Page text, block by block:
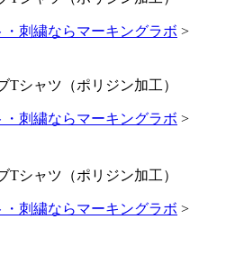
刺繍ならマーキングラボ >
Tシャツ（ポリジン加工）
刺繍ならマーキングラボ >
Tシャツ（ポリジン加工）
刺繍ならマーキングラボ >